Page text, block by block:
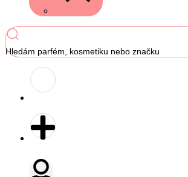
Hledám parfém, kosmetiku nebo značku